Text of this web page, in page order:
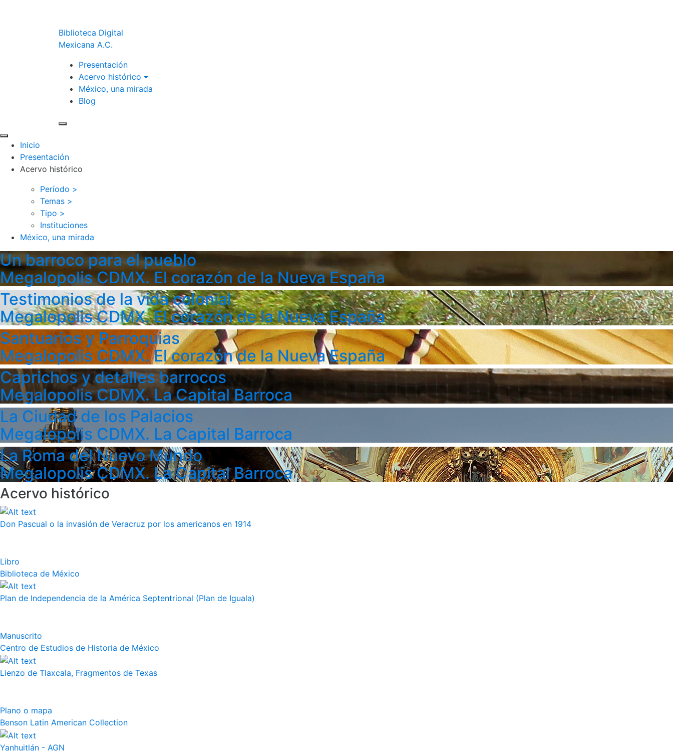
Biblioteca Digital
Mexicana A.C.
Presentación
Acervo histórico
México, una mirada
Blog
Inicio
Presentación
Acervo histórico
Período >
Temas >
Tipo >
Instituciones
México, una mirada
Un barroco para el pueblo
Megalopolis CDMX. El corazón de la Nueva España
Testimonios de la vida colonial
Megalopolis CDMX. El corazón de la Nueva España
Santuarios y Parroquias
Megalopolis CDMX. El corazón de la Nueva España
Caprichos y detalles barrocos
Megalopolis CDMX. La Capital Barroca
La Ciudad de los Palacios
Megalopolis CDMX. La Capital Barroca
La Roma del Nuevo Mundo
Megalopolis CDMX. La Capital Barroca
Acervo histórico
Don Pascual o la invasión de Veracruz por los americanos en 1914
Libro
Biblioteca de México
Plan de Independencia de la América Septentrional (Plan de Iguala)
Manuscrito
Centro de Estudios de Historia de México
Lienzo de Tlaxcala, Fragmentos de Texas
Plano o mapa
Benson Latin American Collection
Yanhuitlán - AGN